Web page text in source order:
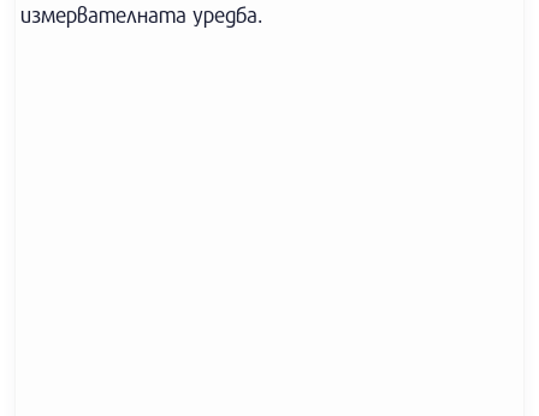
измервателната уредба.